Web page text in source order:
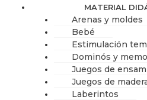
MATERIAL
Arenas y moldes
Bebé
Estimulación
Dominós y
Juegos de
Juegos de
Laberintos